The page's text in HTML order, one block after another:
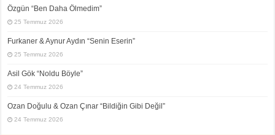
Özgün “Ben Daha Ölmedim”
25 Temmuz 2026
Furkaner & Aynur Aydın “Senin Eserin”
25 Temmuz 2026
Asil Gök “Noldu Böyle”
24 Temmuz 2026
Ozan Doğulu & Ozan Çınar “Bildiğin Gibi Değil”
24 Temmuz 2026